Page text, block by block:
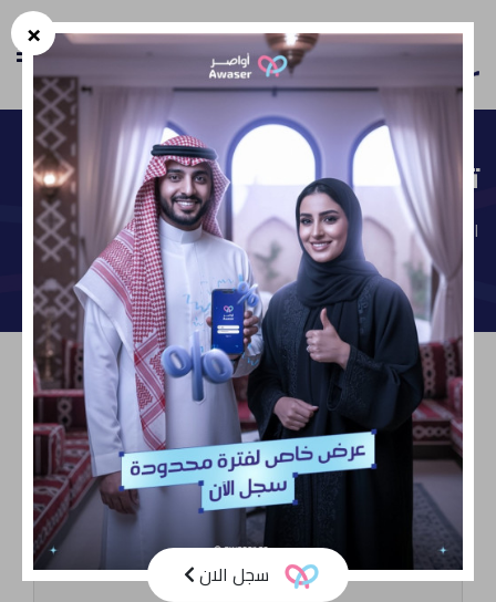
En
×
سجل الان
تفاصيل حالات النجاح
الرئيسية تفاصيل حالات النجاح